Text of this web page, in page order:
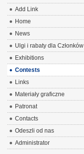
Add Link
Home
News
Ulgi i rabaty dla Członków
Exhibitions
Contests
Links
Materiały graficzne
Patronat
Contacts
Odeszli od nas
Administrator